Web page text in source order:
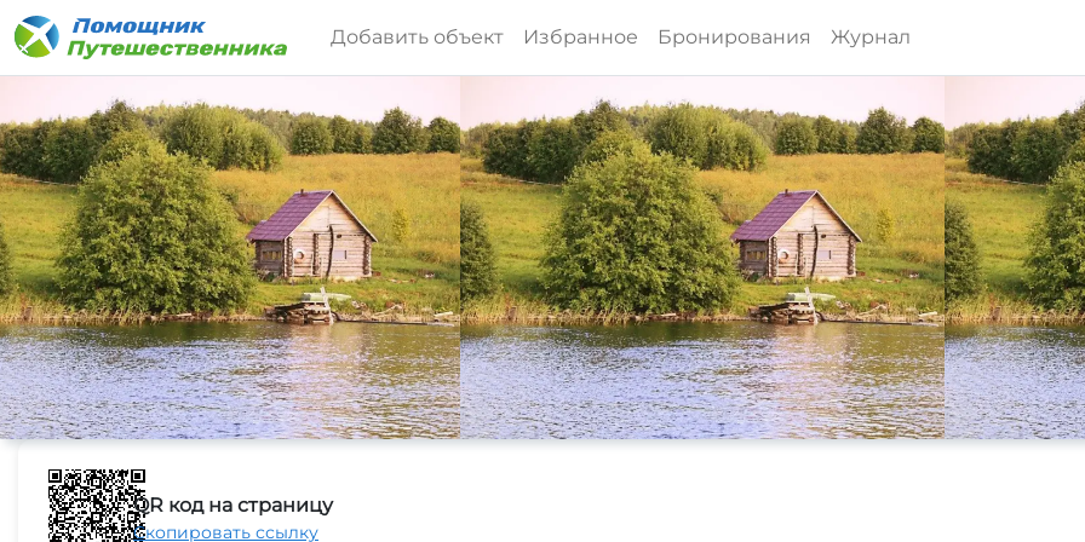
Добавить объект Избранное Бронирования Журнал
QR код на страницу
Скопировать ссылку